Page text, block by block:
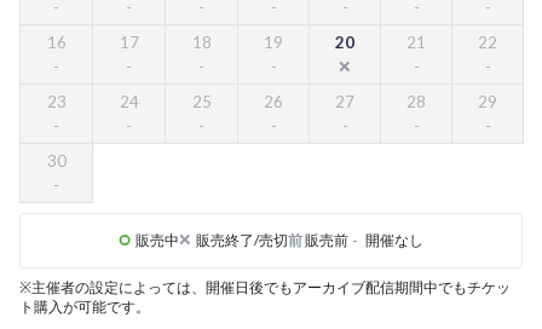
16 17 18 19 20 21 22
23 24 25 26 27 28 29
30
販売中 販売終了/売切前販売前 - 開催なし
※主催者の設定によっては、開催日後でもアーカイブ配信期間中でもチケッ
ト購入が可能です。